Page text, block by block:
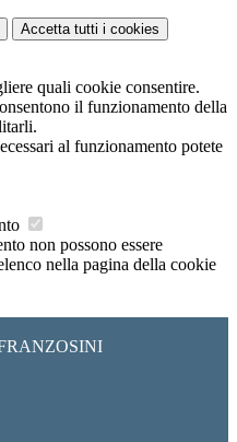
Accetta tutti i cookies
quali cookie consentire.
il funzionamento della
al funzionamento potete
non possono essere
nella pagina della cookie